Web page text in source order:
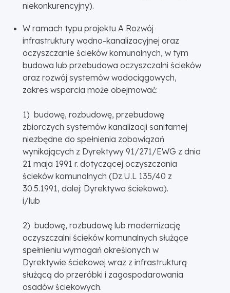
niekonkurencyjny).
W ramach typu projektu A Rozwój
infrastruktury wodno-kanalizacyjnej oraz
oczyszczanie ścieków komunalnych, w tym
budowa lub przebudowa oczyszczalni ścieków
oraz rozwój systemów wodociągowych,
zakres wsparcia może obejmować:
1) budowę, rozbudowę, przebudowę
zbiorczych systemów kanalizacji sanitarnej
niezbędne do spełnienia zobowiązań
wynikających z Dyrektywy 91/271/EWG z dnia
21 maja 1991 r. dotyczącej oczyszczania
ścieków komunalnych (Dz.U.L 135/40 z
30.5.1991, dalej: Dyrektywa ściekowa).
i/lub
2) budowę, rozbudowę lub modernizację
oczyszczalni ścieków komunalnych służące
spełnieniu wymagań określonych w
Dyrektywie ściekowej wraz z infrastrukturą
służącą do przeróbki i zagospodarowania
osadów ściekowych.